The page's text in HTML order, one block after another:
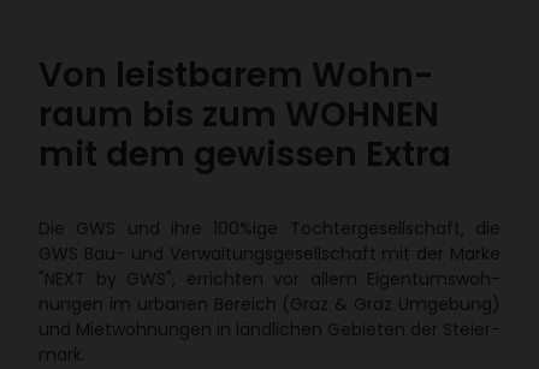
Von leist­barem Wohn­
raum bis zum WOHNEN
mit dem gewissen Extra
Die GWS und ihre 100%ige Toch­ter­ge­sell­schaft, die
GWS Bau- und Verwal­tungs­ge­sell­schaft mit der Marke
"NEXT by GWS", errichten vor allem Eigen­tums­woh­
nungen im urbanen Bereich (Graz & Graz Umge­bung)
und Miet­woh­nungen in länd­li­chen Gebieten der Stei­er­
mark.